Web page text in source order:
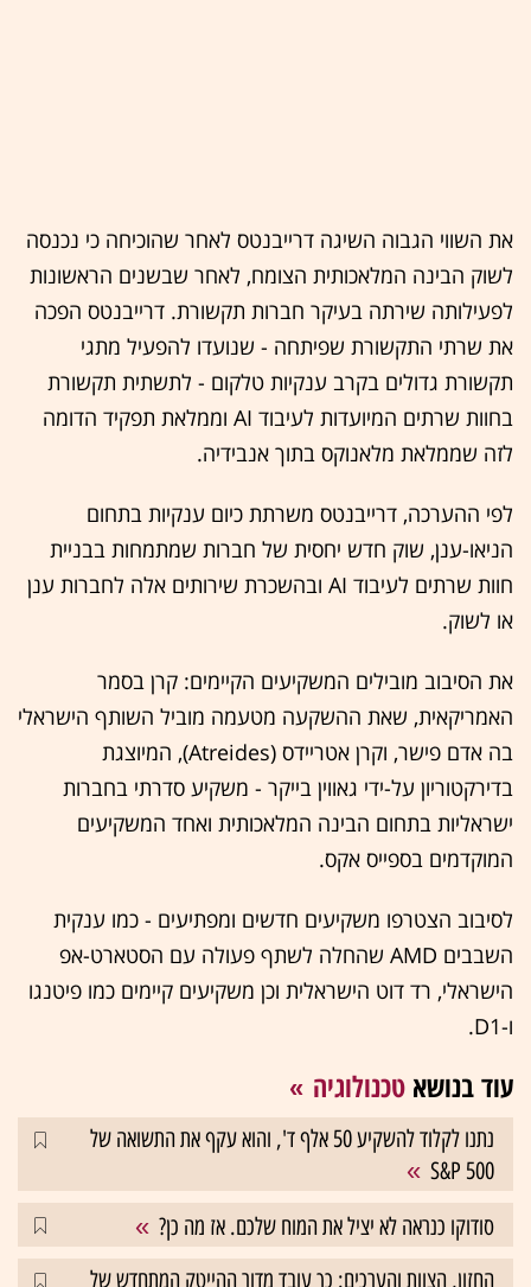
את השווי הגבוה השיגה דרייבנטס לאחר שהוכיחה כי נכנסה
לשוק הבינה המלאכותית הצומח, לאחר שבשנים הראשונות
לפעילותה שירתה בעיקר חברות תקשורת. דרייבנטס הפכה
את שרתי התקשורת שפיתחה - שנועדו להפעיל מתגי
תקשורת גדולים בקרב ענקיות טלקום - לתשתית תקשורת
בחוות שרתים המיועדות לעיבוד AI וממלאת תפקיד הדומה
לזה שממלאת מלאנוקס בתוך אנבידיה.
לפי ההערכה, דרייבנטס משרתת כיום ענקיות בתחום
הניאו-ענן, שוק חדש יחסית של חברות שמתמחות בבניית
חוות שרתים לעיבוד AI ובהשכרת שירותים אלה לחברות ענן
או לשוק.
את הסיבוב מובילים המשקיעים הקיימים: קרן בסמר
האמריקאית, שאת ההשקעה מטעמה מוביל השותף הישראלי
בה אדם פישר, וקרן אטריידס (Atreides), המיוצגת
בדירקטוריון על-ידי גאווין בייקר - משקיע סדרתי בחברות
ישראליות בתחום הבינה המלאכותית ואחד המשקיעים
המוקדמים בספייס אקס.
לסיבוב הצטרפו משקיעים חדשים ומפתיעים - כמו ענקית
השבבים AMD שהחלה לשתף פעולה עם הסטארט-אפ
הישראלי, רד דוט הישראלית וכן משקיעים קיימים כמו פיטנגו
ו-D1.
עוד בנושא טכנולוגיה
נתנו לקלוד להשקיע 50 אלף ד', והוא עקף את התשואה של
S&P 500
סודוקו כנראה לא יציל את המוח שלכם. אז מה כן?
החזון, הצוות והערכים: כך עובד מדור ההייטק המתחדש של